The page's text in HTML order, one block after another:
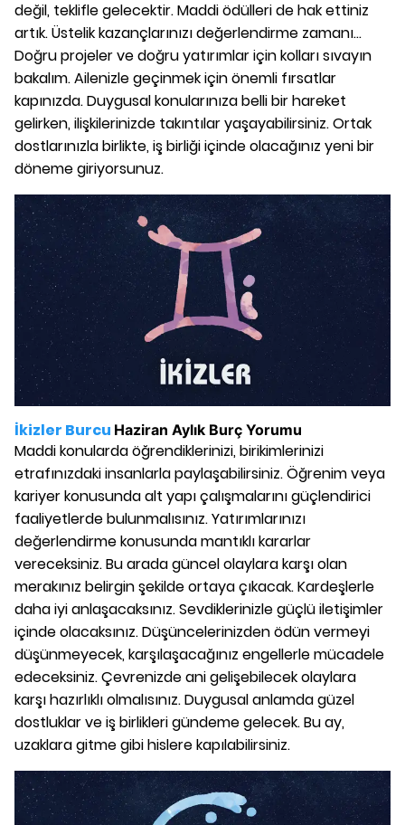
değil, teklifle gelecektir. Maddi ödülleri de hak ettiniz
artık. Üstelik kazançlarınızı değerlendirme zamanı...
Doğru projeler ve doğru yatırımlar için kolları sıvayın
bakalım. Ailenizle geçinmek için önemli fırsatlar
kapınızda. Duygusal konularınıza belli bir hareket
gelirken, ilişkilerinizde takıntılar yaşayabilirsiniz. Ortak
dostlarınızla birlikte, iş birliği içinde olacağınız yeni bir
döneme giriyorsunuz.
İkizler Burcu Haziran Aylık Burç Yorumu
Maddi konularda öğrendiklerinizi, birikimlerinizi
etrafınızdaki insanlarla paylaşabilirsiniz. Öğrenim veya
kariyer konusunda alt yapı çalışmalarını güçlendirici
faaliyetlerde bulunmalısınız. Yatırımlarınızı
değerlendirme konusunda mantıklı kararlar
vereceksiniz. Bu arada güncel olaylara karşı olan
merakınız belirgin şekilde ortaya çıkacak. Kardeşlerle
daha iyi anlaşacaksınız. Sevdiklerinizle güçlü iletişimler
içinde olacaksınız. Düşüncelerinizden ödün vermeyi
düşünmeyecek, karşılaşacağınız engellerle mücadele
edeceksiniz. Çevrenizde ani gelişebilecek olaylara
karşı hazırlıklı olmalısınız. Duygusal anlamda güzel
dostluklar ve iş birlikleri gündeme gelecek. Bu ay,
uzaklara gitme gibi hislere kapılabilirsiniz.